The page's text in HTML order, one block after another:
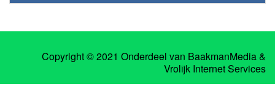
Copyright © 2021 Onderdeel van BaakmanMedia&
Vrolijk Internet Services